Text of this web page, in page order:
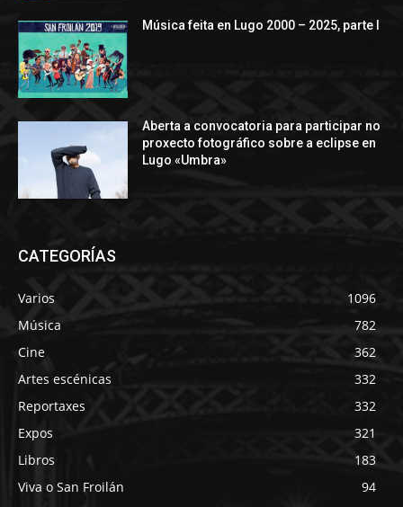
Música feita en Lugo 2000 – 2025, parte I
Aberta a convocatoria para participar no
proxecto fotográfico sobre a eclipse en
Lugo «Umbra»
CATEGORÍAS
Varios
1096
Música
782
Cine
362
Artes escénicas
332
Reportaxes
332
Expos
321
Libros
183
Viva o San Froilán
94